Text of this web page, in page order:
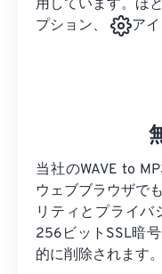
用しています。ほ
プション、
アイ
当社のWAVE to
ウェブブラウザで
リティとプライバ
256ビットSSL暗
的に削除されます。